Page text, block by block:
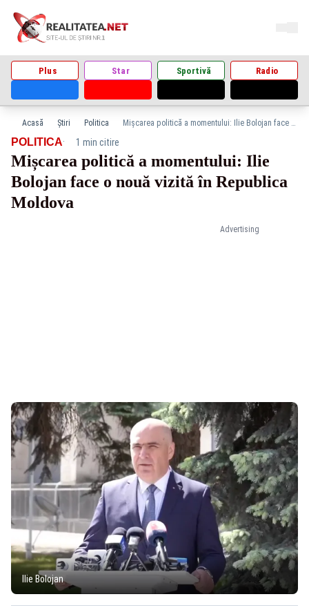
Plus Star Sportivă Radio
Acasă Știri Politica Mișcarea politică a momentului: Ilie Bolojan face o nouă vizită în Republica Moldova
Advertising
POLITICA· 1 min citire
Mișcarea politică a momentului: Ilie
Bolojan face o nouă vizită în Republica
Moldova
Ilie Bolojan